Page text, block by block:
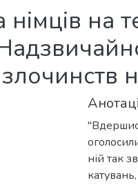
на
ній так